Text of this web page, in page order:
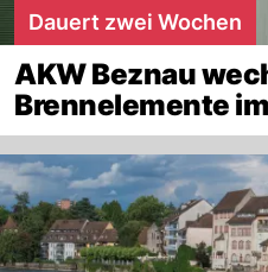
Dauert zwei Wochen
AKW Beznau
Brennelemente